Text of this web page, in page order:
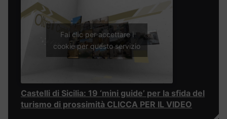
Fai clic per accettare i
cookie per questo servizio
Castelli di Sicilia: 19 ‘mini guide’ per la sfida del
turismo di prossimità CLICCA PER IL VIDEO